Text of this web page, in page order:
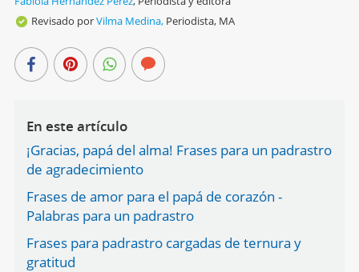
Revisado porVilma Medina, Periodista, MA
En este artículo
¡Gracias, papá del alma! Frases para un padrastro
de agradecimiento
Frases de amor para el papá de corazón -
Palabras para un padrastro
Frases para padrastro cargadas de ternura y
gratitud